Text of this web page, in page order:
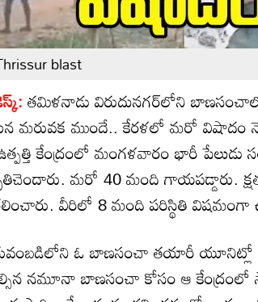
blast
తమిళనాడు విరుదునగర్‌లోని
మరువక ముందే.. కేరళలో మరో విషాదం
కేంద్రంలో మంగళవారం భారీ
మరో 40 మంది గాయపడ్డారు.
వీరిలో 8 మంది పరిస్థితి విషమంగా
ఓ బాణసంచా తయారీ
నమూనా బాణసంచా కోసం ఆ కేంద్రంలో